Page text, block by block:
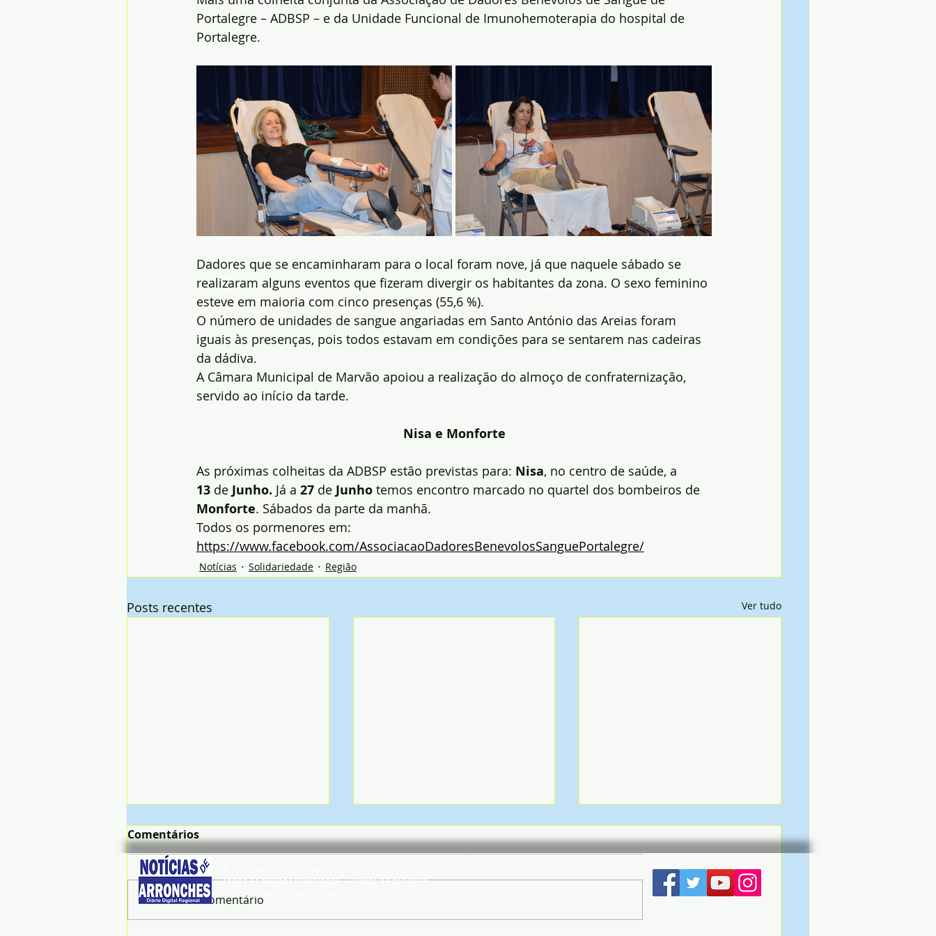
Portalegre – ADBSP – e da Unidade Funcional de Imunohemoterapia do hospital de
Portalegre.
Dadores que se encaminharam para o local foram nove, já que naquele sábado se
realizaram alguns eventos que fizeram divergir os habitantes da zona. O sexo feminino
esteve em maioria com cinco presenças (55,6 %).
O número de unidades de sangue angariadas em Santo António das Areias foram
iguais às presenças, pois todos estavam em condições para se sentarem nas cadeiras
da dádiva.
A Câmara Municipal de Marvão apoiou a realização do almoço de confraternização,
servido ao início da tarde.
Nisa e Monforte
As próximas colheitas da ADBSP estão previstas para: Nisa, no centro de saúde, a
13 de Junho. Já a 27 de Junho temos encontro marcado no quartel dos bombeiros de
Monforte. Sábados da parte da manhã.
Todos os pormenores em:
https://www.facebook.com/AssociacaoDadoresBenevolosSanguePortalegre/
Notícias Solidariedade Região
Posts recentes Ver tudo
Comentários
Escreva um comentário
Todos os direitos reservados - Política de coockies
noticiasdearronches@gmail.com